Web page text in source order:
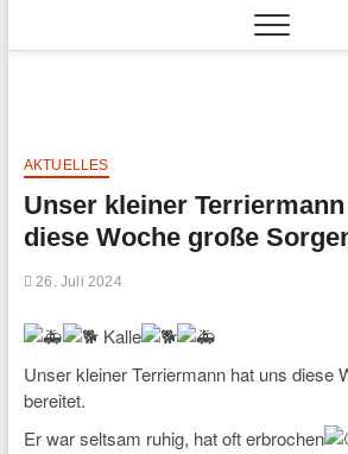
AKTUELLES
Unser kleiner
diese Woche große
26. Juli 2024
Kalle
Unser kleiner Terriermann hat uns diese
bereitet.
Er war seltsam ruhig, hat oft erbrochen